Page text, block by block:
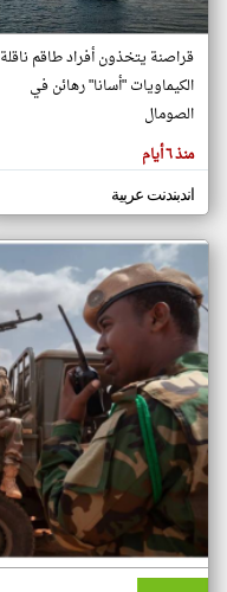
المقالات
هنا عن
وجهة
كاتبيها.
قراصنة يتخذون أفراد طاقم ناقلة
الكيماويات "أسانا" رهائن في
الصومال
منذ ٦ أيام
اندبندنت عربية